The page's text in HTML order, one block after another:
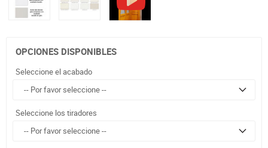
OPCIONES DISPONIBLES
Seleccione el acabado
Seleccione los tiradores